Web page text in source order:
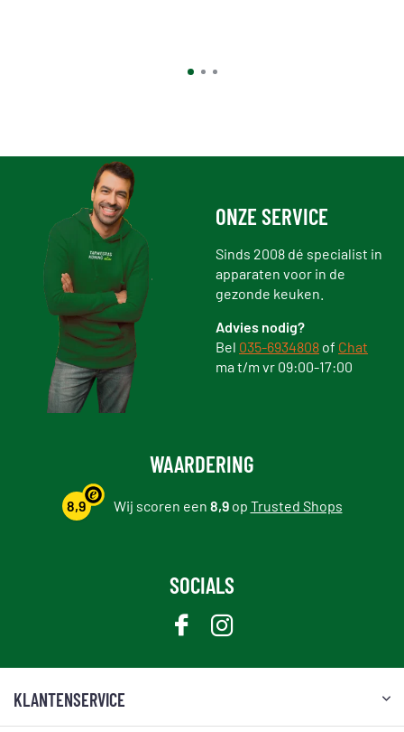
ONZE SERVICE
Sinds 2008 dé specialist in
apparaten voor in de
gezonde keuken.
Advies nodig?
Bel 035-6934808 of Chat
ma t/m vr 09:00-17:00
WAARDERING
8,9 Wij scoren een 8,9op Trusted Shops
SOCIALS
KLANTENSERVICE